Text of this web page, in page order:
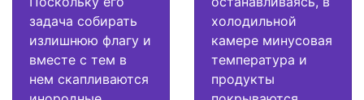
задача собирать
излишнюю флагу и
вместе с тем в
нем скапливаются
холодильной
камере минусовая
температура и
продукты